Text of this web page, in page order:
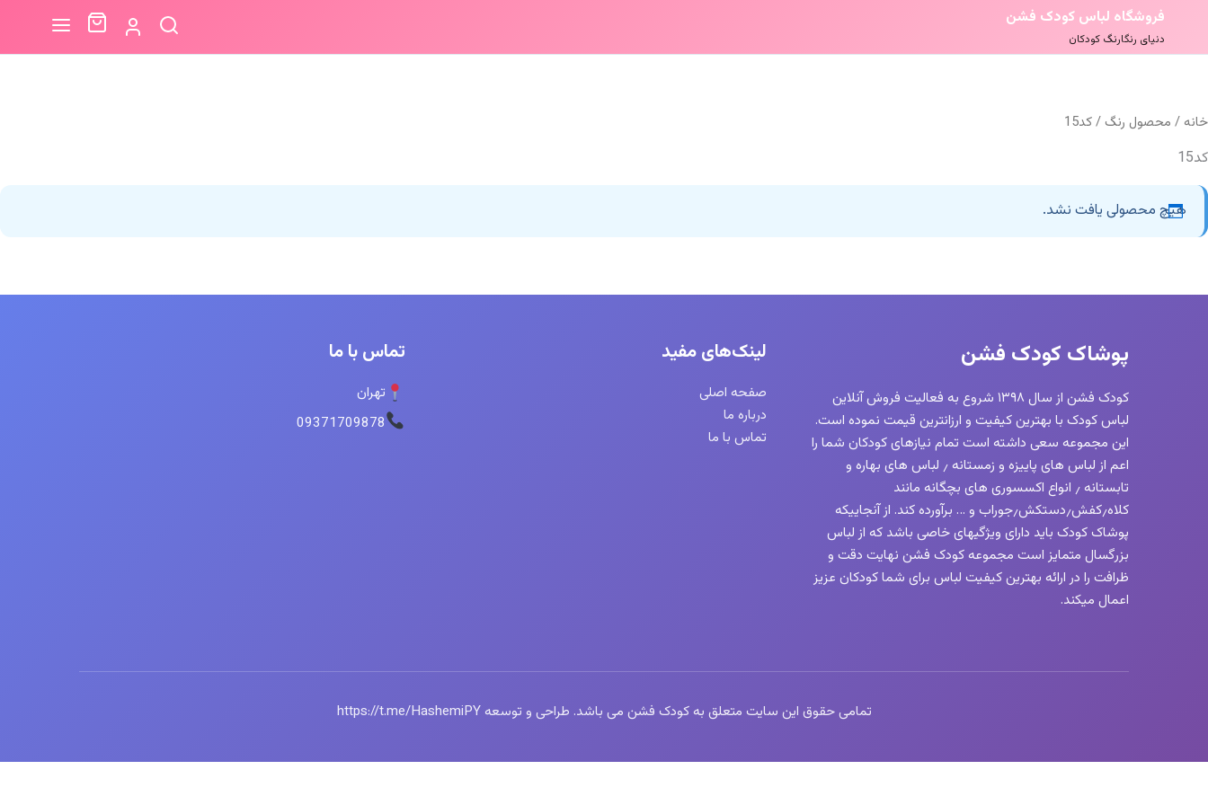
فروشگاه لباس کودک فشن
دنیای رنگارنگ کودکان
خانه / محصول رنگ / کد15
کد15
هیچ محصولی یافت نشد.
پوشاک کودک فشن
کودک فشن از سال ۱۳۹۸ شروع به فعالیت فروش آنلاین
لباس کودک با بهترین کیفیت و ارزانترین قیمت نموده است.
این مجموعه سعی داشته است تمام نیازهای کودکان شما را
اعم از لباس های پاییزه و زمستانه ٫ لباس های بهاره و
تابستانه ٫ انواع اکسسوری های بچگانه مانند
کلاه٫کفش٫دستکش٫جوراب و … برآورده کند. از آنجاییکه
پوشاک کودک باید دارای ویژگیهای خاصی باشد که از لباس
بزرگسال متمایز است مجموعه کودک فشن نهایت دقت و
ظرافت را در ارائه بهترین کیفیت لباس برای شما کودکان عزیز
اعمال میکند.
لینک‌های مفید
صفحه اصلی
درباره ما
تماس با ما
تماس با ما
تهران
09371709878
تمامی حقوق این سایت متعلق به کودک فشن می باشد. طراحی و توسعه https://t.me/HashemiPY